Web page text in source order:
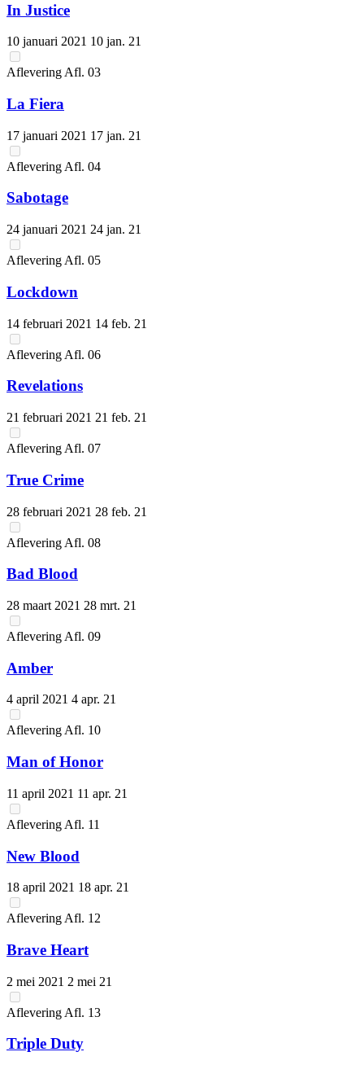
In Justice
10 januari 2021 10 jan. 21
Aflevering Afl. 03
La Fiera
17 januari 2021 17 jan. 21
Aflevering Afl. 04
Sabotage
24 januari 2021 24 jan. 21
Aflevering Afl. 05
Lockdown
14 februari 2021 14 feb. 21
Aflevering Afl. 06
Revelations
21 februari 2021 21 feb. 21
Aflevering Afl. 07
True Crime
28 februari 2021 28 feb. 21
Aflevering Afl. 08
Bad Blood
28 maart 2021 28 mrt. 21
Aflevering Afl. 09
Amber
4 april 2021 4 apr. 21
Aflevering Afl. 10
Man of Honor
11 april 2021 11 apr. 21
Aflevering Afl. 11
New Blood
18 april 2021 18 apr. 21
Aflevering Afl. 12
Brave Heart
2 mei 2021 2 mei 21
Aflevering Afl. 13
Triple Duty